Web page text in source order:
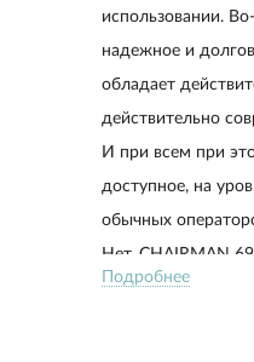
использовании.
надежное и
обладает
действительно
И при всем при
доступное, на
обычных
Нет, CHAIRMAN
Подробнее